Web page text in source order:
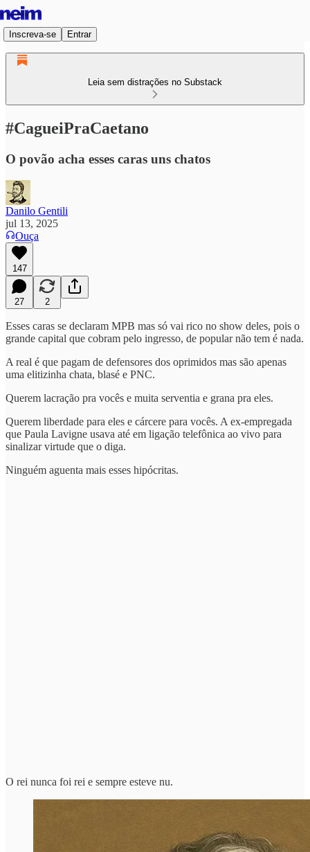
Inscreva-se Entrar
Leia sem distrações no Substack
#CagueiPraCaetano
O povão acha esses caras uns chatos
Danilo Gentili
jul 13, 2025
Ouça
147
27 2
Esses caras se declaram MPB mas só vai rico no show deles, pois o
grande capital que cobram pelo ingresso, de popular não tem é nada.
A real é que pagam de defensores dos oprimidos mas são apenas
uma elitizinha chata, blasé e PNC.
Querem lacração pra vocês e muita serventia e grana pra eles.
Querem liberdade para eles e cárcere para vocês. A ex-empregada
que Paula Lavigne usava até em ligação telefônica ao vivo para
sinalizar virtude que o diga.
Ninguém aguenta mais esses hipócritas.
O rei nunca foi rei e sempre esteve nu.